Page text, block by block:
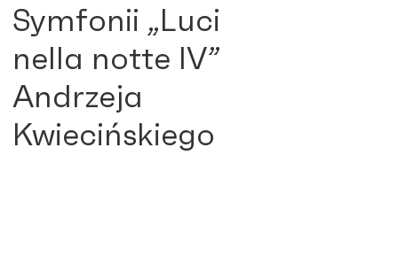
Symfonii „Luci
nella notte IV”
Andrzeja
Kwiecińskiego